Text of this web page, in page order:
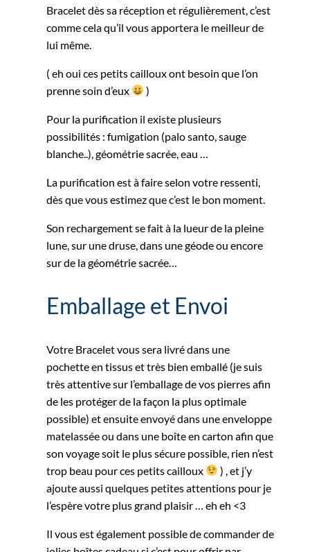
Bracelet dès sa réception et régulièrement, c’est
comme cela qu’il vous apportera le meilleur de
lui même.
( eh oui ces petits cailloux ont besoin que l’on
prenne soin d’eux
)
Pour la purification il existe plusieurs
possibilités : fumigation (palo santo, sauge
blanche..), géométrie sacrée, eau …
La purification est à faire selon votre ressenti,
dès que vous estimez que c’est le bon moment.
Son rechargement se fait à la lueur de la pleine
lune, sur une druse, dans une géode ou encore
sur de la géométrie sacrée…
Emballage et Envoi
Votre Bracelet vous sera livré dans une
pochette en tissus et très bien emballé (je suis
très attentive sur l’emballage de vos pierres afin
de les protéger de la façon la plus optimale
possible) et ensuite envoyé dans une enveloppe
matelassée ou dans une boîte en carton afin que
son voyage soit le plus sécure possible, rien n’est
trop beau pour ces petits cailloux
) , et j’y
ajoute aussi quelques petites attentions pour je
l’espère votre plus grand plaisir … eh eh <3
Il vous est également possible de commander de